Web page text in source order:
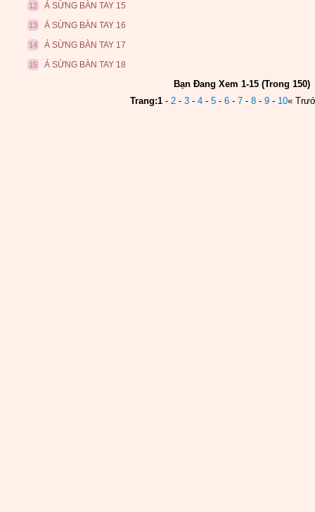
12 Á SỪNG BÀN TAY 15
13 Á SỪNG BÀN TAY 16
14 Á SỪNG BÀN TAY 17
15 Á SỪNG BÀN TAY 18
Bạn Đang Xem 1-15 (Trong 150)
Trang:1 -2 -3 -4 -5 -6 -7 -8 -9 - 10«